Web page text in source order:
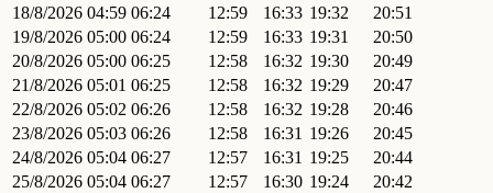
18/8/2026 04:59 06:24 12:59 16:33 19:32
20:51
19/8/2026 05:00 06:24 12:59 16:33 19:31
20:50
20/8/2026 05:00 06:25 12:58 16:32 19:30
20:49
21/8/2026 05:01 06:25 12:58 16:32 19:29
20:47
22/8/2026 05:02 06:26 12:58 16:32 19:28
20:46
23/8/2026 05:03 06:26 12:58 16:31 19:26
20:45
24/8/2026 05:04 06:27 12:57 16:31 19:25
20:44
25/8/2026 05:04 06:27 12:57 16:30 19:24
20:42